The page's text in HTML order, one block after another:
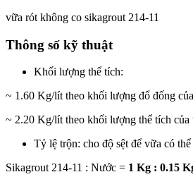
vữa rót không co sikagrout 214-11
Thông số kỹ thuật
Khối lượng thể tích:
~ 1.60 Kg/lít theo khối lượng đổ đống
~ 2.20 Kg/lít theo khối lượng thể tích của
Tỷ lệ trộn: cho độ sệt để vữa có
Sikagrout 214-11 : Nước = 1 Kg : 0.15